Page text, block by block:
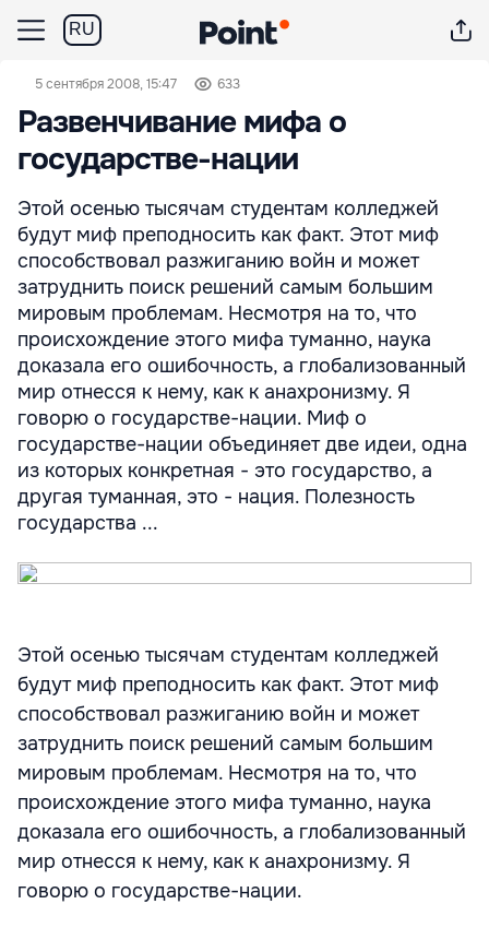
RU
5 сентября 2008, 15:47 633
Развенчивание мифа о
государстве-нации
Этой осенью тысячам студентам колледжей
будут миф преподносить как факт. Этот миф
способствовал разжиганию войн и может
затруднить поиск решений самым большим
мировым проблемам. Несмотря на то, что
происхождение этого мифа туманно, наука
доказала его ошибочность, а глобализованный
мир отнесся к нему, как к анахронизму. Я
говорю о государстве-нации. Миф о
государстве-нации объединяет две идеи, одна
из которых конкретная - это государство, а
другая туманная, это - нация. Полезность
государства ...
Этой осенью тысячам студентам колледжей
будут миф преподносить как факт. Этот миф
способствовал разжиганию войн и может
затруднить поиск решений самым большим
мировым проблемам. Несмотря на то, что
происхождение этого мифа туманно, наука
доказала его ошибочность, а глобализованный
мир отнесся к нему, как к анахронизму. Я
говорю о государстве-нации.